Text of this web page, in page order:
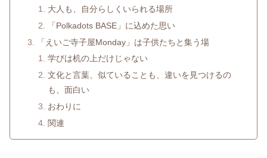
大人も、自分らしくいられる場所
「Polkadots BASE」に込めた思い
「えいご寺子屋Monday」は子供たちと集う場
学びは机の上だけじゃない
文化と言葉、似ていることも、違いを見つけるの
も、面白い
おわりに
関連